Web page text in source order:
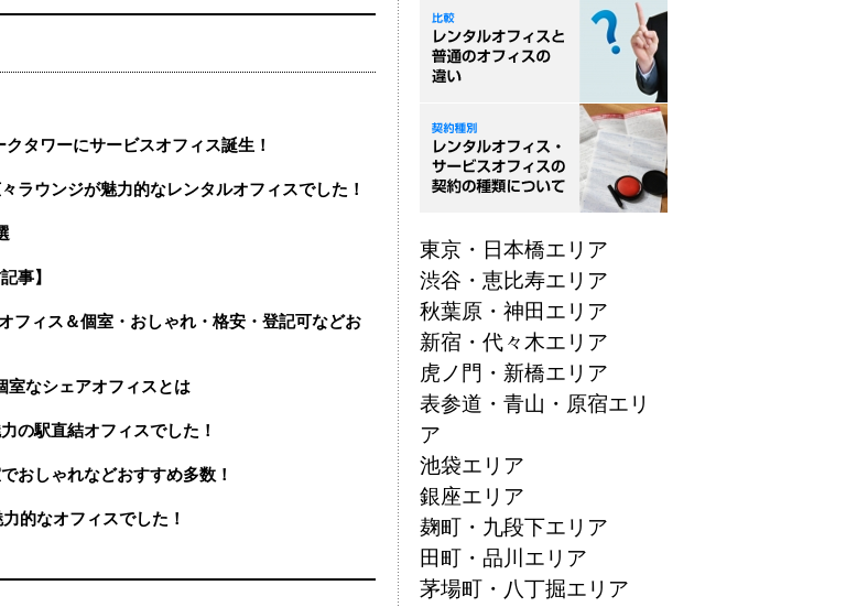
タワーにサービスオフィス誕生！
ラウンジが魅力的なレンタルオフィスでした！
事】
フィス＆個室・おしゃれ・格安・登記可などお
なシェアオフィスとは
の駅直結オフィスでした！
おしゃれなどおすすめ多数！
的なオフィスでした！
東京・日本橋エリア
渋谷・恵比寿エリア
秋葉原・神田エリア
新宿・代々木エリア
虎ノ門・新橋エリア
表参道・青山・原宿エリ
ア
池袋エリア
銀座エリア
麹町・九段下エリア
田町・品川エリア
茅場町・八丁掘エリア